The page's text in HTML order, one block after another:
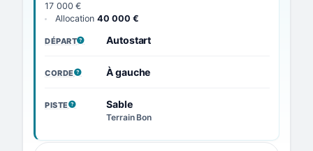
17 000 €
Allocation40 000 €
DÉPART
, VOIR LA DÉFINITIONAutostart
CORDE
, VOIR LA DÉFINITION
À gauche
PISTE
, VOIR LA DÉFINITION
Sable
Terrain Bon